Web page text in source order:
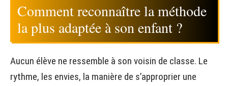
Comment reconnaître la méthode
la plus adaptée à son enfant ?
Aucun élève ne ressemble à son voisin de classe. Le
rythme, les envies, la manière de s’approprier une